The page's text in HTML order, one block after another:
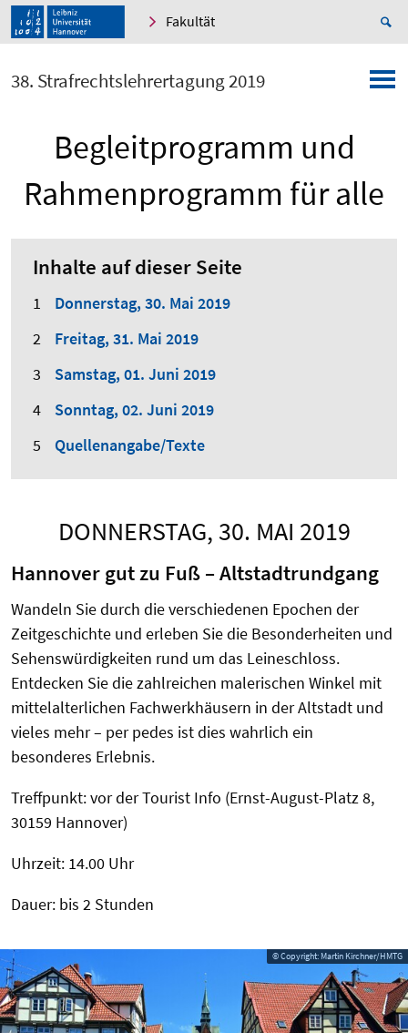
Fakultät
38. Strafrechtslehrertagung 2019
Begleitprogramm und
Rahmenprogramm für alle
Inhalte auf dieser Seite
Donnerstag, 30. Mai 2019
Freitag, 31. Mai 2019
Samstag, 01. Juni 2019
Sonntag, 02. Juni 2019
Quellenangabe/Texte
DONNERSTAG, 30. MAI 2019
Hannover gut zu Fuß – Altstadtrundgang
Wandeln Sie durch die verschiedenen Epochen der
Zeitgeschichte und erleben Sie die Besonderheiten und
Sehenswürdigkeiten rund um das Leineschloss.
Entdecken Sie die zahlreichen malerischen Winkel mit
mittelalterlichen Fachwerkhäusern in der Altstadt und
vieles mehr – per pedes ist dies wahrlich ein
besonderes Erlebnis.
Treffpunkt: vor der Tourist Info (Ernst-August-Platz 8,
30159 Hannover)
Uhrzeit: 14.00 Uhr
Dauer: bis 2 Stunden
© Copyright: Martin Kirchner/HMTG